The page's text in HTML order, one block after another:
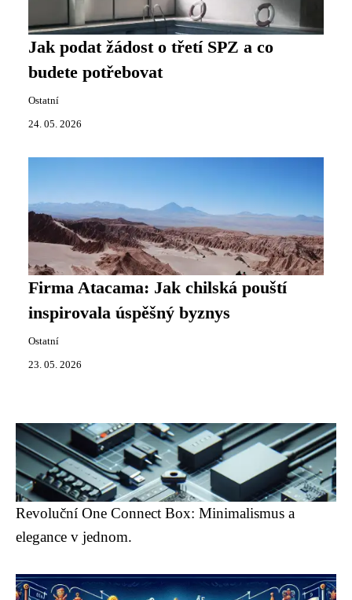
Jak podat žádost o třetí SPZ a co
budete potřebovat
Ostatní
24. 05. 2026
Firma Atacama: Jak chilská pouští
inspirovala úspěšný byznys
Ostatní
23. 05. 2026
Revoluční One Connect Box: Minimalismus a
elegance v jednom.